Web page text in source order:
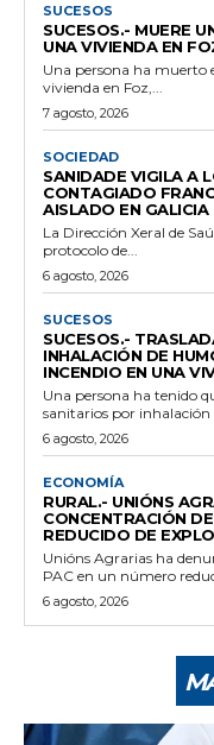
SUCESOS
SUCESOS.- MUERE
UNA VIVIENDA EN
Una persona ha muerto
vivienda en Foz,...
7 agosto, 2026
SOCIEDAD
SANIDADE VIGILA A
CONTAGIADO
AISLADO EN GALICIA
La Dirección Xeral de
protocolo de...
6 agosto, 2026
SUCESOS
SUCESOS.-
INHALACIÓN DE
INCENDIO EN UNA
Una persona ha tenido
sanitarios por inhalación
6 agosto, 2026
ECONOMÍA
RURAL.- UNIÓNS
CONCENTRACIÓN
REDUCIDO DE
Unións Agrarias ha
PAC en un número
6 agosto, 2026